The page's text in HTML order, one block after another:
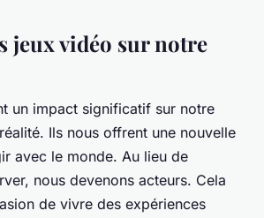
jeux vidéo sur notre
un impact significatif sur notre
Ils nous offrent une nouvelle
avec le monde. Au lieu de
nous devenons acteurs. Cela
de vivre des expériences